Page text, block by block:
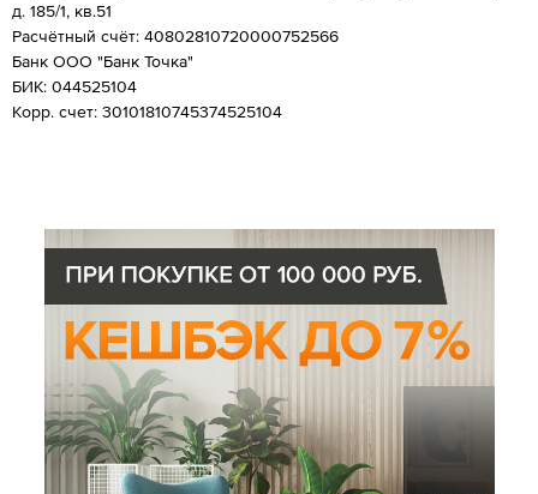
д. 185/1, кв.51
Расчётный счёт: 40802810720000752566
Банк ООО "Банк Точка"
БИК: 044525104
Корр. счет: 30101810745374525104